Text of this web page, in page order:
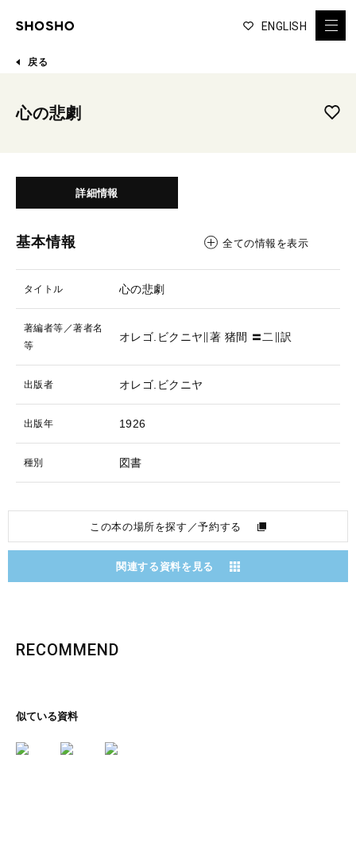
ENGLISH
戻る
心の悲劇
詳細情報
基本情報 全ての情報を表示
タイトル 心の悲劇
著編者等／著者名
等
オレゴ.ビクニヤ∥著 猪間 〓二∥訳
出版者 オレゴ.ビクニヤ
出版年 1926
種別 図書
この本の場所を探す／予約する
関連する資料を見る
RECOMMEND
似ている資料